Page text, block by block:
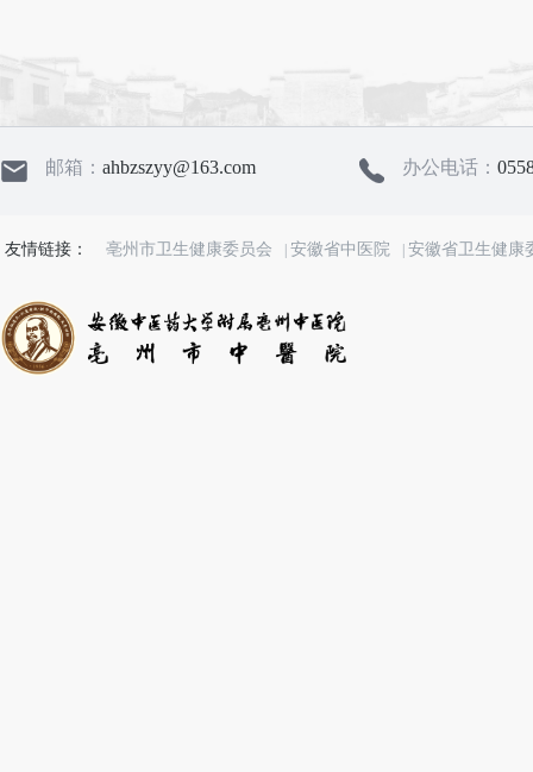
邮箱： ahbzszyy@163.com 办公电话：
友情链接： 亳州市卫生健康委员会 安徽省中医院 安徽省卫生健康